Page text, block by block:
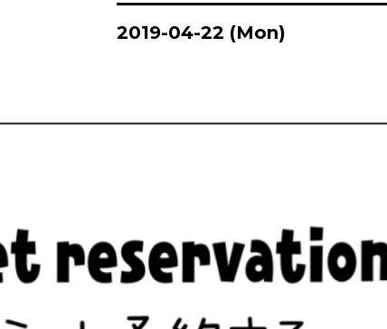
2019-04-22 (Mon)